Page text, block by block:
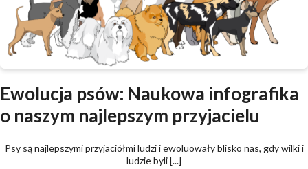
Ewolucja psów: Naukowa infografika
o naszym najlepszym przyjacielu
Psy są najlepszymi przyjaciółmi ludzi i ewoluowały blisko nas, gdy wilki i
ludzie byli [...]